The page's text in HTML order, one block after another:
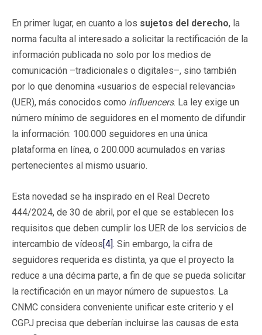
En primer lugar, en cuanto a los sujetos del derecho, la
norma faculta al interesado a solicitar la rectificación de la
información publicada no solo por los medios de
comunicación –tradicionales o digitales–, sino también
por lo que denomina «usuarios de especial relevancia»
(UER), más conocidos como influencers. La ley exige un
número mínimo de seguidores en el momento de difundir
la información: 100.000 seguidores en una única
plataforma en línea, o 200.000 acumulados en varias
pertenecientes al mismo usuario.
Esta novedad se ha inspirado en el Real Decreto
444/2024, de 30 de abril, por el que se establecen los
requisitos que deben cumplir los UER de los servicios de
intercambio de vídeos[4]. Sin embargo, la cifra de
seguidores requerida es distinta, ya que el proyecto la
reduce a una décima parte, a fin de que se pueda solicitar
la rectificación en un mayor número de supuestos. La
CNMC considera conveniente unificar este criterio y el
CGPJ precisa que deberían incluirse las causas de esta